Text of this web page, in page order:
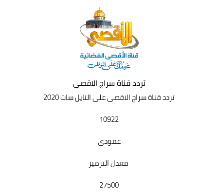
تردد قناة سراج الاقصى
تردد قناة سراج الاقصىعلى النايل سات 2020
10922
عمودى
معدل الترميز
27500